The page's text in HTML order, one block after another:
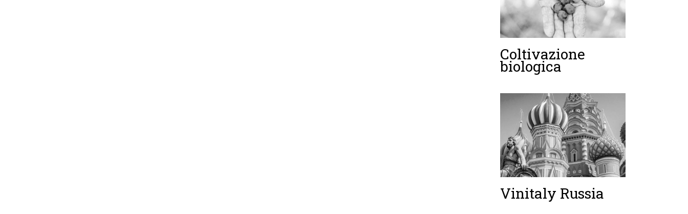
Coltivazione
biologica
Vinitaly Russia